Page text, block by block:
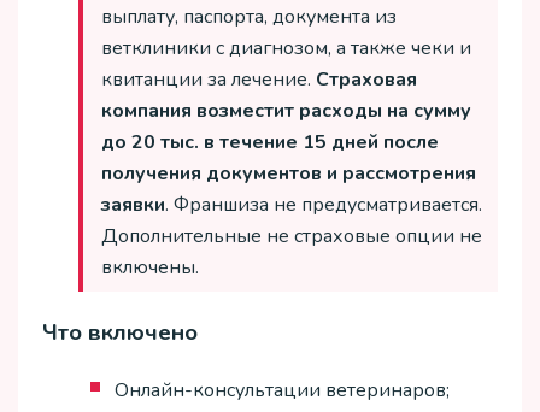
выплату, паспорта, документа из
ветклиники с диагнозом, а также чеки и
квитанции за лечение. Страховая
компания возместит расходы на сумму
до 20 тыс. в течение 15 дней после
получения документов и рассмотрения
заявки. Франшиза не предусматривается.
Дополнительные не страховые опции не
включены.
Что включено
Онлайн-консультации ветеринаров;